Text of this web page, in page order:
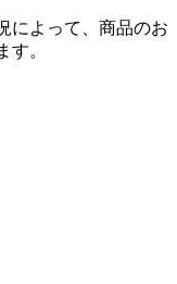
によって、商品のお
す。